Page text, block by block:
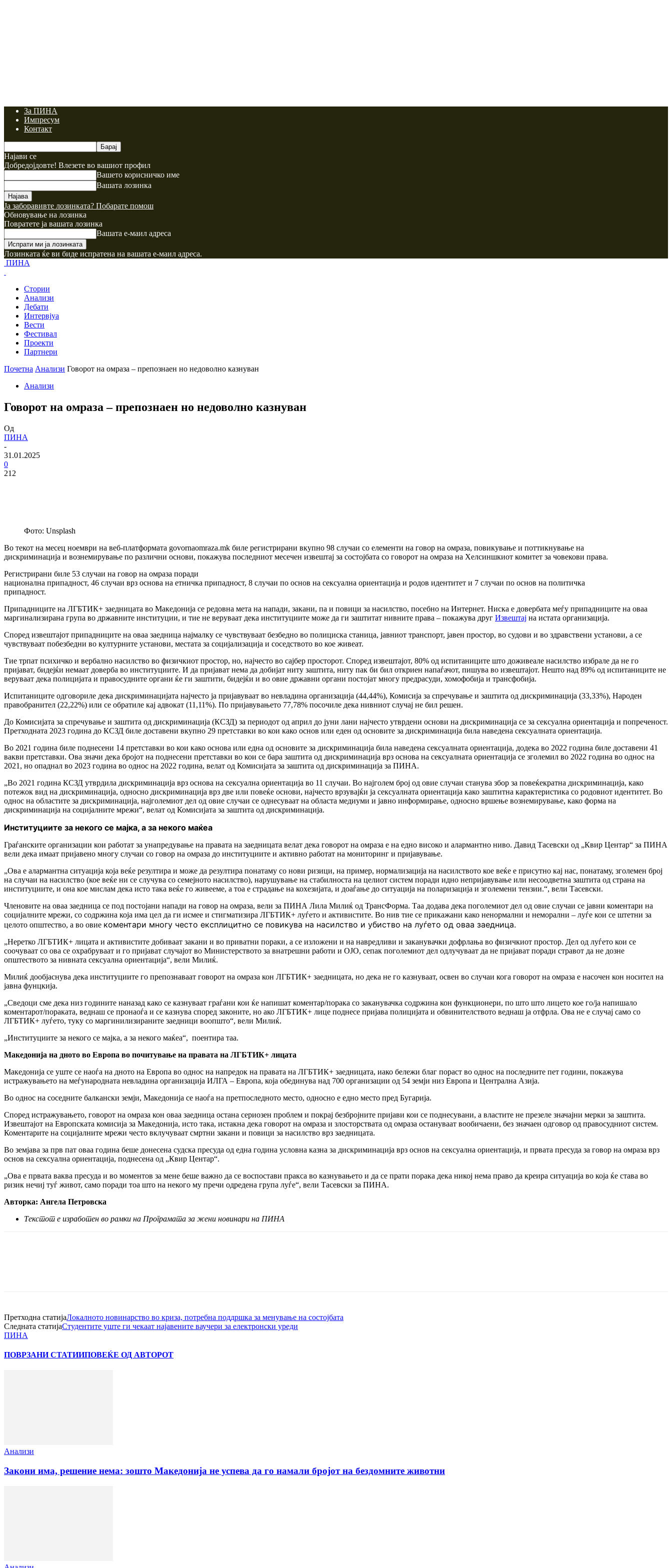
За ПИНА
Импресум
Контакт
Најави се
Добредојдовте! Влезете во вашиот профил
Вашето корисничко име
Вашата лозинка
Ја заборавивте лозинката? Побарате помош
Обновување на лозинка
Повратете ја вашата лозинка
Вашата е-маил адреса
Лозинката ќе ви биде испратена на вашата е-маил адреса.
ПИНА
Стории
Анализи
Дебати
Интервјуа
Вести
Фестивал
Проекти
Партнери
Почетна Анализи Говорот на омраза – препознаен но недоволно казнуван
Анализи
Говорот на омраза – препознаен но недоволно казнуван
Од
ПИНА
-
31.01.2025
0
212
Фото: Unsplash
Во текот на месец ноември на веб-платформата govornaomraza.mk биле регистрирани вкупно 98 случаи со елементи на говор на омраза, повикување и поттикнување на
дискриминација и вознемирување по различни основи, покажува последниот месечен извештај за состојбата со говорот на омраза на Хелсиншкиот комитет за човекови права.
Регистрирани биле 53 случаи на говор на омраза поради
национална припадност, 46 случаи врз основа на етничка припадност, 8 случаи по основ на сексуална ориентација и родов идентитет и 7 случаи по основ на политичка
припадност.
Припадниците на ЛГБТИК+ заедницата во Македонија се редовна мета на напади, закани, па и повици за насилство, посебно на Интернет. Ниска е довербата меѓу припадниците на оваа
маргинализирана група во државните институции, и тие не веруваат дека институциите може да ги заштитат нивните права – покажува друг Извештај на истата организација.
Според извештајот припадниците на оваа заедница најмалку се чувствуваат безбедно во полициска станица, јавниот транспорт, јавен простор, во судови и во здравствени установи, а се
чувствуваат побезбедни во културните установи, местата за социјализација и соседството во кое живеат.
Тие трпат психичко и вербално насилство во физичкиот простор, но, најчесто во сајбер просторот. Според извештајот, 80% од испитаниците што доживеале насилство избрале да не го
пријават, бидејќи немаат доверба во институциите. И да пријават нема да добијат ниту заштита, ниту пак би бил откриен напаѓачот, пишува во извештајот. Нешто над 89% од испитаниците не
веруваат дека полицијата и правосудните органи ќе ги заштити, бидејќи и во овие државни органи постојат многу предрасуди, хомофобија и трансфобија.
Испитаниците одговориле дека дискриминацијата најчесто ја пријавуваат во невладина организација (44,44%), Комисија за спречување и заштита од дискриминација (33,33%), Народен
правобранител (22,22%) или се обратиле кај адвокат (11,11%). По пријавувањето 77,78% посочиле дека нивниот случај не бил решен.
До Комисијата за спречување и заштита од дискриминација (КСЗД) за периодот од април до јуни лани најчесто утврдени основи на дискриминација се за сексуална ориентација и попреченост.
Претходната 2023 година до КСЗД биле доставени вкупно 29 претставки во кои како основ или еден од основите за дискриминација била наведена сексуалната ориентација.
Во 2021 година биле поднесени 14 претставки во кои како основа или една од основите за дискриминација била наведена сексуалната ориентација, додека во 2022 година биле доставени 41
вакви претставки. Ова значи дека бројот на поднесени претставки во кои се бара заштита од дискриминација врз основа на сексуалната ориентација се зголемил во 2022 година во однос на
2021, но опаднал во 2023 година во однос на 2022 година, велат од Комисијата за заштита од дискриминација за ПИНА.
„Во 2021 година КСЗД утврдила дискриминација врз основа на сексуална ориентација во 11 случаи. Во најголем број од овие случаи станува збор за повеќекратна дискриминација, како
потежок вид на дискриминација, односно дискриминација врз две или повеќе основи, најчесто врзувајќи ја сексуалната ориентација како заштитна карактеристика со родовиот идентитет. Во
однос на областите за дискриминација, најголемиот дел од овие случаи се однесуваат на областа медиуми и јавно информирање, односно вршење вознемирување, како форма на
дискриминација на социјалните мрежи“, велат од Комисијата за заштита од дискриминација.
Институциите за некого се мајка, а за некого маќеа
Граѓанските организации кои работат за унапредување на правата на заедницата велат дека говорот на омраза е на едно високо и алармантно ниво. Давид Тасевски од „Квир Центар“ за ПИНА
вели дека имаат пријавено многу случаи со говор на омраза до институциите и активно работат на мониторинг и пријавување.
„Ова е алармантна ситуација која веќе резултира и може да резултира понатаму со нови ризици, на пример, нормализација на насилството кое веќе е присутно кај нас, понатаму, зголемен број
на случаи на насилство (кое веќе ни се случува со семејното насилство), нарушување на стабилноста на целиот систем поради идно непријавување или несоодветна заштита од страна на
институциите, и она кое мислам дека исто така веќе го живееме, а тоа е страдање на кохезијата, и доаѓање до ситуација на поларизација и зголемени тензии.“, вели Тасевски.
Членовите на оваа заедница се под постојани напади на говор на омраза, вели за ПИНА Лила Милиќ од ТрансФорма. Таа додава дека поголемиот дел од овие случаи се јавни коментари на
социјалните мрежи, со содржина која има цел да ги исмее и стигматизира ЛГБТИК+ луѓето и активистите. Во нив тие се прикажани како ненормални и неморални – луѓе кои се штетни за
целото општество, а во овие коментари многу често експлицитно се повикува на насилство и убиство на луѓето од оваа заедница.
„Неретко ЛГБТИК+ лицата и активистите добиваат закани и во приватни пораки, а се изложени и на навредливи и заканувачки дофрлања во физичкиот простор. Дел од луѓето кои се
соочуваат со ова се охрабруваат и го пријават случајот во Министерството за внатрешни работи и ОЈО, сепак поголемиот дел одлучуваат да не пријават поради стравот да не дозне
општеството за нивната сексуална ориентација“, вели Милиќ.
Милиќ дообјаснува дека институциите го препознаваат говорот на омраза кон ЛГБТИК+ заедницата, но дека не го казнуваат, освен во случаи кога говорот на омраза е насочен кон носител на
јавна фунцкија.
„Сведоци сме дека низ годините наназад како се казнуваат граѓани кои ќе напишат коментар/порака со заканувачка содржина кон функционери, по што што лицето кое го/ја напишало
коментарот/пораката, веднаш се пронаоѓа и се казнува според законите, но ако ЛГБТИК+ лице поднесе пријава полицијата и обвинителството веднаш ја отфрла. Ова не е случај само со
ЛГБТИК+ луѓето, туку со маргинилизираните заедници воопшто“, вели Милиќ.
„Институциите за некого се мајка, а за некого маќеа“, поентира таа.
Македонија на дното во Европа во почитување на правата на ЛГБТИК+ лицата
Македонија се уште се наоѓа на дното на Европа во однос на напредок на правата на ЛГБТИК+ заедницата, иако бележи благ пораст во однос на последните пет години, покажува
истражувањето на меѓународната невладина организација ИЛГА – Европа, која обединува над 700 организации од 54 земји низ Европа и Централна Азија.
Во однос на соседните балкански земји, Македонија се наоѓа на претпоследното место, односно е едно место пред Бугарија.
Според истражувањето, говорот на омраза кон оваа заедница остана сериозен проблем и покрај безбројните пријави кои се поднесувани, а властите не презеле значајни мерки за заштита.
Извештајот на Европската комисија за Македонија, исто така, истакна дека говорот на омраза и злосторствата од омраза остануваат вообичаени, без значаен одговор од правосудниот систем.
Коментарите на социјалните мрежи често вклучуваат смртни закани и повици за насилство врз заедницата.
Во земјава за прв пат оваа година беше донесена судска пресуда од една година условна казна за дискриминација врз основ на сексуална ориентација, и првата пресуда за говор на омраза врз
основ на сексуална ориентација, поднесена од „Квир Центар“.
„Ова е првата ваква пресуда и во моментов за мене беше важно да се воспостави пракса во казнувањето и да се прати порака дека никој нема право да креира ситуација во која ќе става во
ризик нечиј туѓ живот, само поради тоа што на некого му пречи одредена група луѓе“, вели Тасевски за ПИНА.
Авторка: Ангела Петровска
Текстот е изработен во рамки на Програмата за жени новинари на ПИНА
Претходна статијаЛокалното новинарство во криза, потребна поддршка за менување на состојбата
Следната статијаСтудентите уште ги чекаат најавените ваучери за електронски уреди
ПИНА
ПОВРЗАНИ СТАТИИПОВЕЌЕ ОД АВТОРОТ
Анализи
Закони има, решение нема: зошто Македонија не успева да го намали бројот на бездомните животни